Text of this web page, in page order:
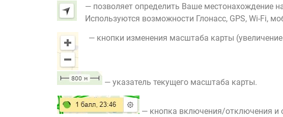
— позволяет определить Ваше местонахождение
Используются возможности Глонасс, GPS, Wi-Fi,
— кнопки изменения масштаба карты
— указатель текущего масштаба карты.
— кнопка включения/отключения и